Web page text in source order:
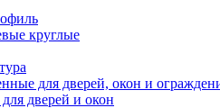
круглые
для дверей, окон и
дверей и окон